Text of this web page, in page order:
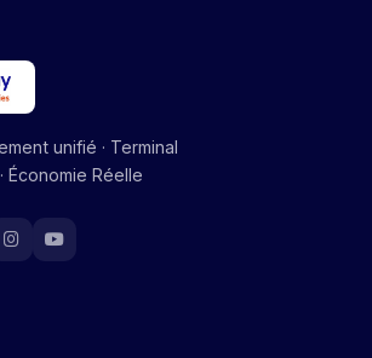
unifié · Terminal
Économie Réelle